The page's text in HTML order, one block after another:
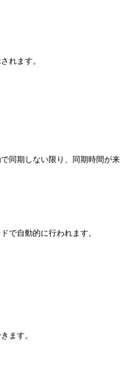
れます。
同期しない限り、同期時間が来
で自動的に行われます。
ます。